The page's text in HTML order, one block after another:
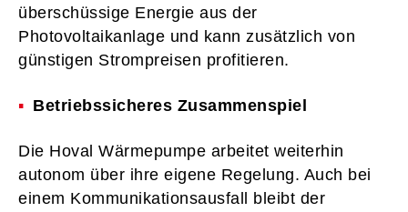
überschüssige Energie aus der
Photovoltaikanlage und kann zusätzlich von
günstigen Strompreisen profitieren.
Betriebssicheres Zusammenspiel
Die Hoval Wärmepumpe arbeitet weiterhin
autonom über ihre eigene Regelung. Auch bei
einem Kommunikationsausfall bleibt der